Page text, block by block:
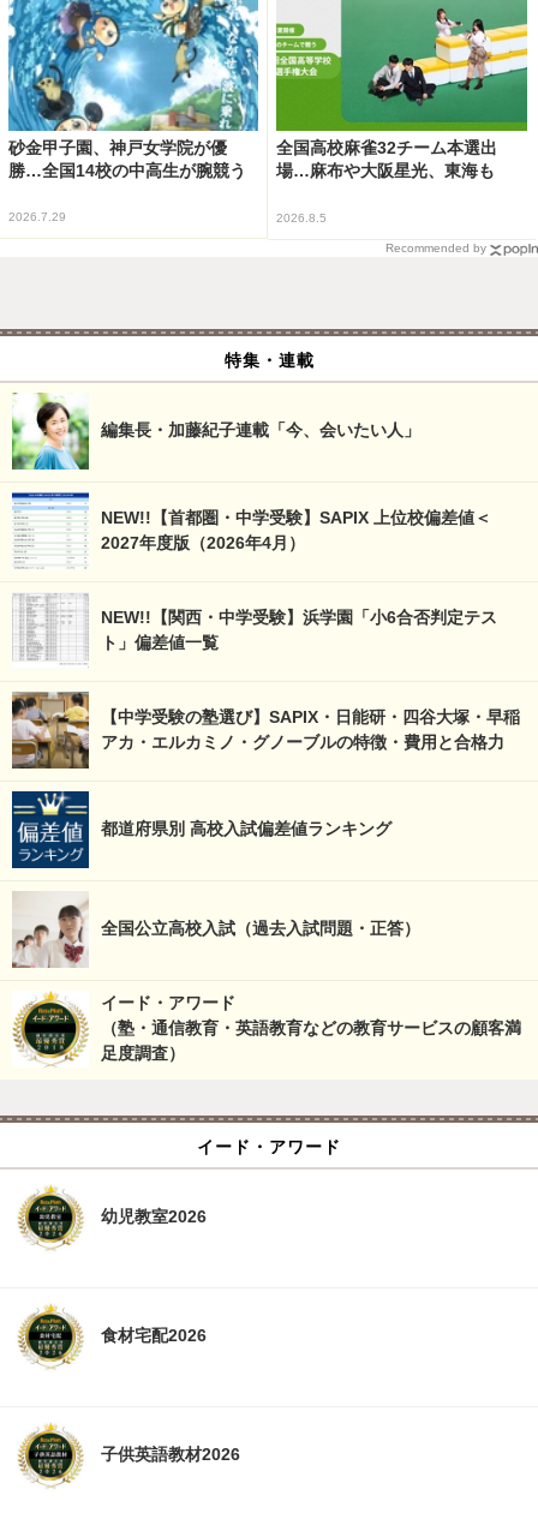
砂金甲子園、神戸女学院が優
勝…全国14校の中高生が腕競う
2026.7.29
全国高校麻雀32チーム本選出
場…麻布や大阪星光、東海も
2026.8.5
Recommended by
特集・連載
編集長・加藤紀子連載「今、会いたい人」
NEW!!【首都圏・中学受験】SAPIX 上位校偏差値＜
2027年度版（2026年4月）
NEW!!【関西・中学受験】浜学園「小6合否判定テス
ト」偏差値一覧
【中学受験の塾選び】SAPIX・日能研・四谷大塚・早稲
アカ・エルカミノ・グノーブルの特徴・費用と合格力
都道府県別 高校入試偏差値ランキング
全国公立高校入試（過去入試問題・正答）
イード・アワード
（塾・通信教育・英語教育などの教育サービスの顧客満
足度調査）
イード・アワード
幼児教室2026
食材宅配2026
子供英語教材2026